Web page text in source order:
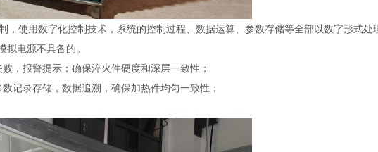
使用数字化控制技术，系统的控制过程、数据运算、参数存储等全部以数字形式
电源不具备的。
，报警提示；确保淬火件硬度和深层一致性；
记录存储，数据追溯，确保加热件均匀一致性；